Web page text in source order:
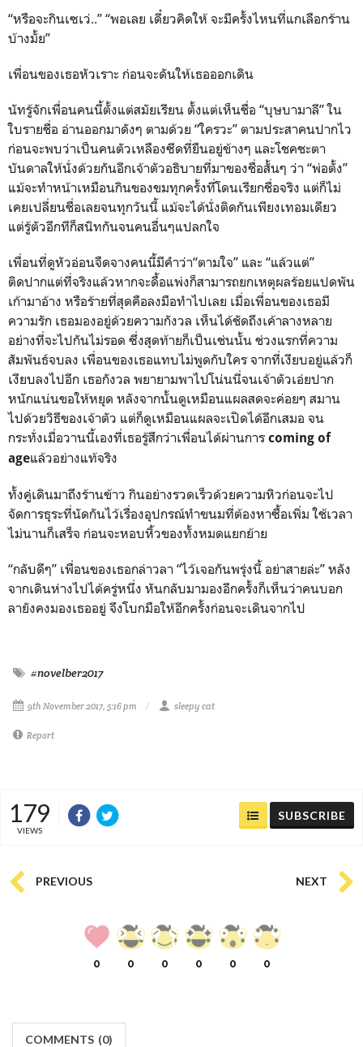
“หรือจะกินเซเว่..” “พอเลย เดี๋ยวคิดให้ จะมีครั้งไหนที่แกเลือกร้าน
บ้างมั้ย”
เพื่อนของเธอหัวเราะ ก่อนจะดันให้เธอออกเดิน
นัทรู้จักเพื่อนคนนี้ตั้งแต่สมัยเรียน ตั้งแต่เห็นชื่อ “บุษบามาลี” ใน
ใบรายชื่อ อ่านออกมาดังๆ ตามด้วย “ใครวะ” ตามประสาคนปากไว
ก่อนจะพบว่าเป็นคนตัวเหลืองซีดที่ยืนอยู่ข้างๆ และโชคชะตา
บันดาลให้นั่งด้วยกันอีกเจ้าตัวอธิบายที่มาของชื่อสั้นๆ ว่า “พ่อตั้ง”
แม้จะทำหน้าเหมือนกินของขมทุกครั้งที่โดนเรียกชื่อจริง แต่ก็ไม่
เคยเปลี่ยนชื่อเลยจนทุกวันนี้ แม้จะได้นั่งติดกันเพียงเทอมเดียว
แต่รู้ตัวอีกทีก็สนิทกันจนคนอื่นๆแปลกใจ
เพื่อนที่ดูหัวอ่อนจืดจางคนนี้มีคำว่า“ตามใจ” และ “แล้วแต่”
ติดปากแต่ที่จริงแล้วหากจะดื้อแพ่งก็สามารถยกเหตุผลร้อยแปดพัน
เก้ามาอ้าง หรือร้ายที่สุดคือลงมือทำไปเลย เมื่อเพื่อนของเธอมี
ความรัก เธอมองอยู่ด้วยความกังวล เห็นได้ชัดถึงเค้าลางหลาย
อย่างที่จะไปกันไม่รอด ซึ่งสุดท้ายก็เป็นเช่นนั้น ช่วงแรกที่ความ
สัมพันธ์จบลง เพื่อนของเธอแทบไม่พูดกับใคร จากที่เงียบอยู่แล้วก็
เงียบลงไปอีก เธอกังวล พยายามพาไปโน่นนี่จนเจ้าตัวเอ่ยปาก
หนักแน่นขอให้หยุด หลังจากนั้นดูเหมือนแผลสดจะค่อยๆ สมาน
ไปด้วยวิธีของเจ้าตัว แต่ก็ดูเหมือนแผลจะเปิดได้อีกเสมอ จน
กระทั่งเมื่อวานนี้เองที่เธอรู้สึกว่าเพื่อนได้ผ่านการ coming of
ageแล้วอย่างแท้จริง
ทั้งคู่เดินมาถึงร้านข้าว กินอย่างรวดเร็วด้วยความหิวก่อนจะไป
จัดการธุระที่นัดกันไว้เรื่องอุปกรณ์ทำขนมที่ต้องหาซื้อเพิ่ม ใช้เวลา
ไม่นานก็เสร็จ ก่อนจะหอบหิ้วของทั้งหมดแยกย้าย
“กลับดีๆ” เพื่อนของเธอกล่าวลา “ไว้เจอกันพรุ่งนี้ อย่าสายล่ะ” หลัง
จากเดินห่างไปได้ครู่หนึ่ง หันกลับมามองอีกครั้งก็เห็นว่าคนบอก
ลายังคงมองเธออยู่ จึงโบกมือให้อีกครั้งก่อนจะเดินจากไป
#novelber2017
9th November 2017, 5:16 pm sleepy cat
Report
179
VIEWS
SUBSCRIBE
PREVIOUS NEXT
0 0 0 0 0 0
COMMENTS (0)